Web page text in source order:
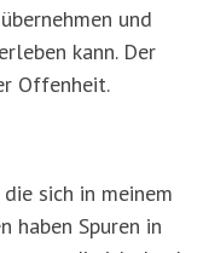
und
kann. Der
Offenheit.
sich in meinem
haben Spuren in